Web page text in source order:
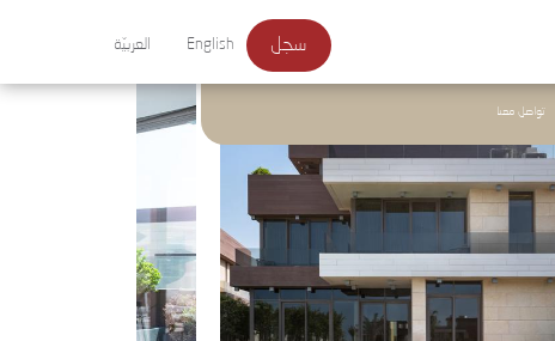
سجل English العربيّة
تواصل معنا